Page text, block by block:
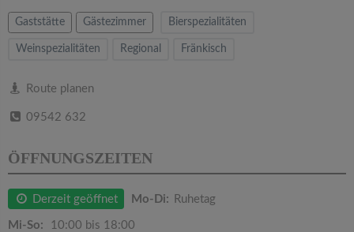
Gaststätte Gästezimmer Bierspezialitäten
Weinspezialitäten Regional Fränkisch
Route planen
09542 632
ÖFFNUNGSZEITEN
Derzeit geöffnet Mo-Di: Ruhetag
Mi-So: 10:00 bis 18:00
v
g
a
t